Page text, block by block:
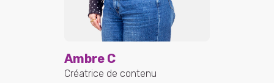
Ambre C
Créatrice de contenu